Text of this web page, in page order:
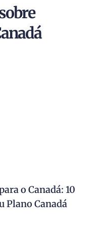
o Canadá: 10
Plano Canadá